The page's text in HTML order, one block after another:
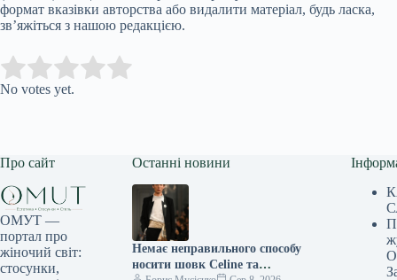
формат вказівки авторства або видалити матеріал, будь ласка,
зв’яжіться з нашою редакцією.
Rate this item:
No votes yet.
Про сайт
ОМУТ —
портал про
жіночий світ:
стосунки,
Останні новини
Немає неправильного способу
носити шовк Celine та